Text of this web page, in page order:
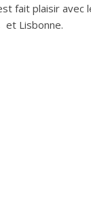
fait plaisir
et Lisbonne.